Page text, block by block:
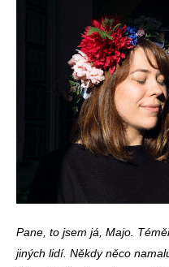
Pane, to jsem já, Majo.
jiných lidí. Někdy něco